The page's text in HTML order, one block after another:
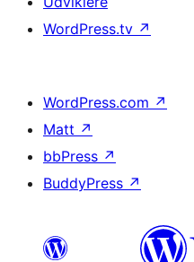
WordPress.tv ↗
WordPress.com ↗
Matt ↗
bbPress ↗
BuddyPress ↗